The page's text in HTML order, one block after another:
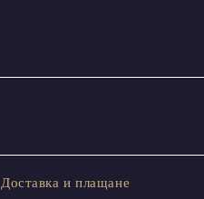
Доставка и плащане